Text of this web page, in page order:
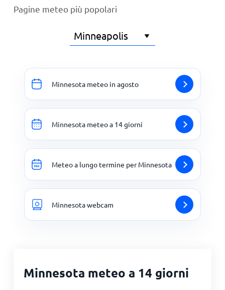
Pagine meteo più popolari
Minnesota meteo in agosto
Minnesota meteo a 14 giorni
Meteo a lungo termine per Minnesota
Minnesota webcam
Minnesota meteo a 14 giorni